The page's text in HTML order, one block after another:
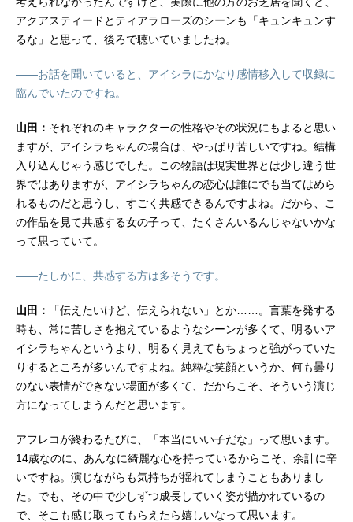
アクアスティードとティアラローズのシーンも「キュンキュンす
るな」と思って、後ろで聴いていましたね。
――お話を聞いていると、アイシラにかなり感情移入して収録に
臨んでいたのですね。
山田： それぞれのキャラクターの性格やその状況にもよると思い
ますが、アイシラちゃんの場合は、やっぱり苦しいですね。結構
入り込んじゃう感じでした。この物語は現実世界とは少し違う世
界ではありますが、アイシラちゃんの恋心は誰にでも当てはめら
れるものだと思うし、すごく共感できるんですよね。だから、こ
の作品を見て共感する女の子って、たくさんいるんじゃないかな
って思っていて。
――たしかに、共感する方は多そうです。
山田：
「伝えたいけど、伝えられない」とか……。言葉を発する
時も、常に苦しさを抱えているようなシーンが多くて、明るいア
イシラちゃんというより、明るく見えてもちょっと強がっていた
りするところが多いんですよね。純粋な笑顔というか、何も曇り
のない表情ができない場面が多くて、だからこそ、そういう演じ
方になってしまうんだと思います。
アフレコが終わるたびに、「本当にいい子だな」って思います。
14歳なのに、あんなに綺麗な心を持っているからこそ、余計に辛
いですね。演じながらも気持ちが揺れてしまうこともありまし
た。でも、その中で少しずつ成長していく姿が描かれているの
で、そこも感じ取ってもらえたら嬉しいなって思います。